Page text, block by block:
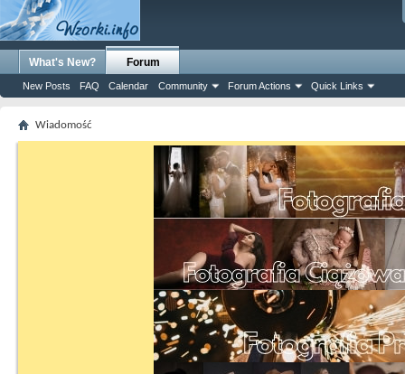
What's New? Forum
New Posts FAQ Calendar Community Forum Actions Quick Links
Wiadomość